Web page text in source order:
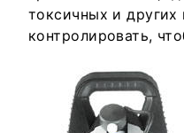
токсичных и других
контролировать,